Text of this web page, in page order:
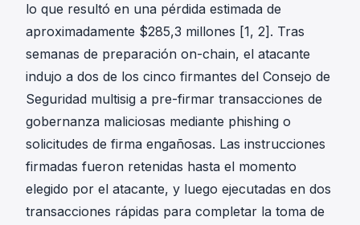
lo que resultó en una pérdida estimada de
aproximadamente $285,3 millones [1, 2]. Tras
semanas de preparación on-chain, el atacante
indujo a dos de los cinco firmantes del Consejo de
Seguridad multisig a pre-firmar transacciones de
gobernanza maliciosas mediante phishing o
solicitudes de firma engañosas. Las instrucciones
firmadas fueron retenidas hasta el momento
elegido por el atacante, y luego ejecutadas en dos
transacciones rápidas para completar la toma de